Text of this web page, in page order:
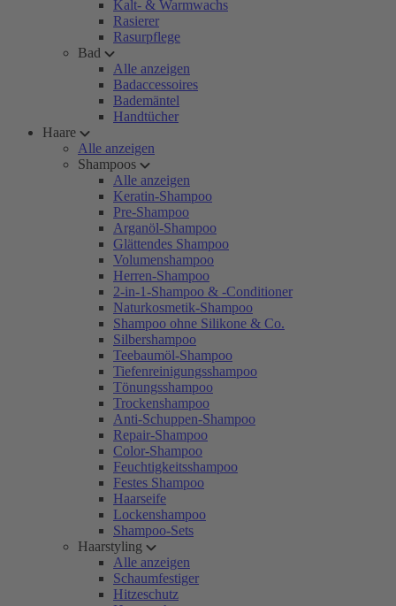
Kalt- & Warmwachs
Rasierer
Rasurpflege
Bad
Alle anzeigen
Badaccessoires
Bademäntel
Handtücher
Haare
Alle anzeigen
Shampoos
Alle anzeigen
Keratin-Shampoo
Pre-Shampoo
Arganöl-Shampoo
Glättendes Shampoo
Volumenshampoo
Herren-Shampoo
2-in-1-Shampoo & -Conditioner
Naturkosmetik-Shampoo
Shampoo ohne Silikone & Co.
Silbershampoo
Teebaumöl-Shampoo
Tiefenreinigungsshampoo
Tönungsshampoo
Trockenshampoo
Anti-Schuppen-Shampoo
Repair-Shampoo
Color-Shampoo
Feuchtigkeitsshampoo
Festes Shampoo
Haarseife
Lockenshampoo
Shampoo-Sets
Haarstyling
Alle anzeigen
Schaumfestiger
Hitzeschutz